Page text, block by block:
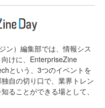
ン）編集部では、情報シス
けに、EnterpriseZine
という、3つのイベントを
自の切り口で、業界トレン
ることができる場として、